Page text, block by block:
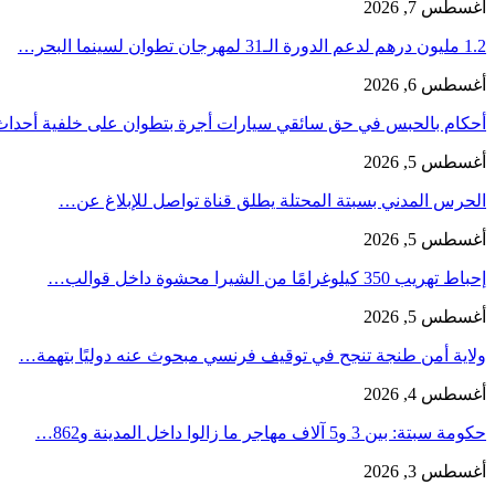
أغسطس 7, 2026
1.2 مليون درهم لدعم الدورة الـ31 لمهرجان تطوان لسينما البحر…
أغسطس 6, 2026
أحكام بالحبس في حق سائقي سيارات أجرة بتطوان على خلفية
أغسطس 5, 2026
الحرس المدني بسبتة المحتلة يطلق قناة تواصل للإبلاغ عن…
أغسطس 5, 2026
إحباط تهريب 350 كيلوغرامًا من الشيرا محشوة داخل قوالب…
أغسطس 5, 2026
ولاية أمن طنجة تنجح في توقيف فرنسي مبحوث عنه دوليًا بتهمة…
أغسطس 4, 2026
حكومة سبتة: بين 3 و5 آلاف مهاجر ما زالوا داخل المدينة و862…
أغسطس 3, 2026